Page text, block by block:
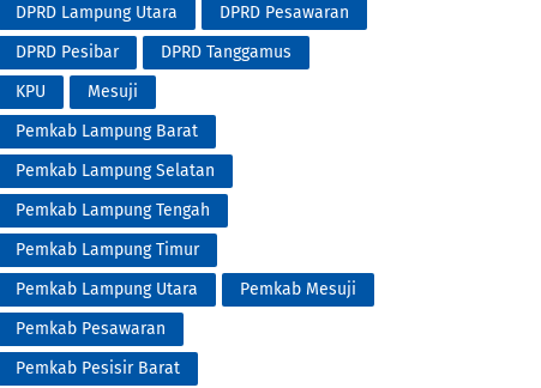
DPRD Lampung Utara
DPRD Pesawaran
DPRD Pesibar
DPRD Tanggamus
KPU
Mesuji
Pemkab Lampung Barat
Pemkab Lampung Selatan
Pemkab Lampung Tengah
Pemkab Lampung Timur
Pemkab Lampung Utara
Pemkab Mesuji
Pemkab Pesawaran
Pemkab Pesisir Barat